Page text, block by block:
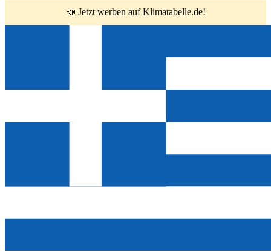
📣 Jetzt werben auf Klimatabelle.de!